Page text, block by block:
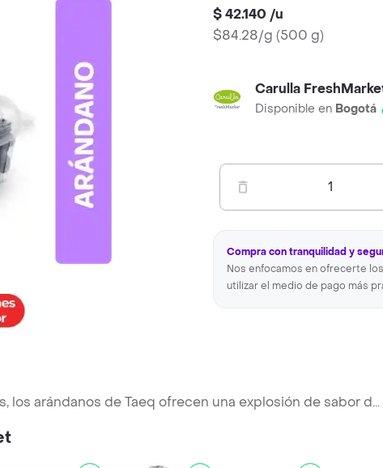
$ 42.140 /u
$84.28/g (500 g)
Carulla
Disponible en Bogotá
1
Compra con tranquilidad y
Nos enfocamos en ofrecerte
utilizar el medio de pago más
los arándanos de Taeq ofrecen una explosión de sabor d...